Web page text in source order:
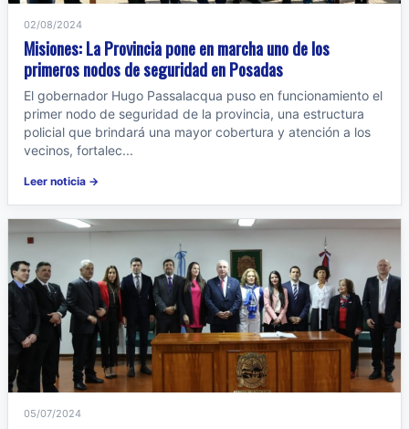
02/08/2024
Misiones: La Provincia pone en marcha uno de los
primeros nodos de seguridad en Posadas
El gobernador Hugo Passalacqua puso en funcionamiento el
primer nodo de seguridad de la provincia, una estructura
policial que brindará una mayor cobertura y atención a los
vecinos, fortalec...
Leer noticia →
05/07/2024